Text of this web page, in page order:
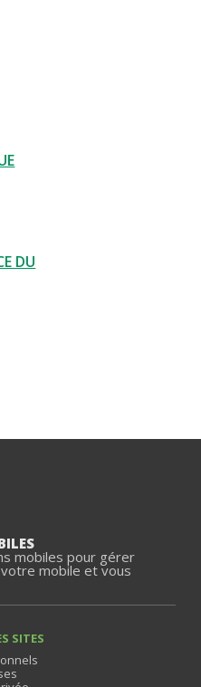
DU
mobiles pour gérer
mobile et vous
SITES